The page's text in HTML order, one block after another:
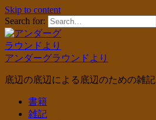
Skip to content
Search for:
アンダーグラウンドより
底辺の底辺による底辺のための雑記
書籍
雑記